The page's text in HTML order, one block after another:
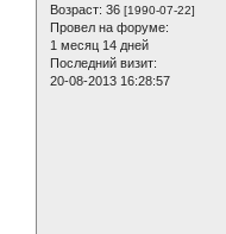
Возраст: 36 [1990-07-22]
Провел на форуме:
1 месяц 14 дней
Последний визит:
20-08-2013 16:28:57